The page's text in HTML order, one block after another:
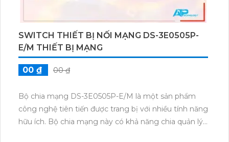
00 ₫
Camera WiFi IMOU IPC-S2EP-3R1S cho hình ảnh
3MP rõ nét góc nhìn rộng 100° và tầm nhìn ban
đêm 10m, phù hợp giám sát trong nhà. Hỗ trợ gọi
ổn định giúp quan sát từ xa. Lưu trữ linh hoạt qua thẻ
microSD tối đa 256GB hoặc lưu đám mây dễ lắp đặt
cho gia đình và văn phòng nhỏ.